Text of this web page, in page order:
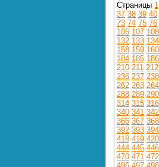
Страницы 1
37 38 39 40
73 74 75 76
106 107 108
132 133 134
158 159 160
184 185 186
210 211 212
236 237 238
262 263 264
288 289 290
314 315 316
340 341 342
366 367 368
392 393 394
418 419 420
444 445 446
470 471 472